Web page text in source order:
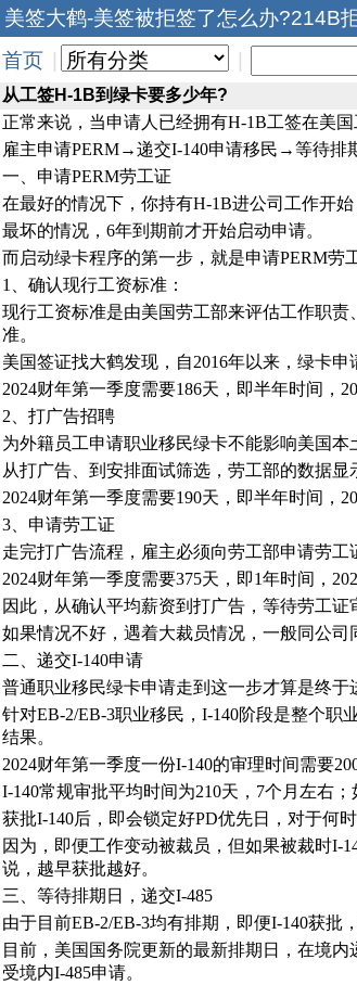
美签大鹤-美签被拒签了怎么办?214B
首页
从工签H-1B到绿卡要多少年?
正常来说，当申请人已经拥有H-1B工签在美
雇主申请PERM→递交I-140申请移民→等待排
一、申请PERM劳工证
在最好的情况下，你持有H-1B进公司工作开
最坏的情况，6年到期前才开始启动申请。
而启动绿卡程序的第一步，就是申请PERM劳
1、确认现行工资标准：
现行工资标准是由美国劳工部来评估工作职
准。
美国签证找大鹤发现，自2016年以来，绿卡
2024财年第一季度需要186天，即半年时间，
2、打广告招聘
为外籍员工申请职业移民绿卡不能影响美国
从打广告、到安排面试筛选，劳工部的数据
2024财年第一季度需要190天，即半年时间，
3、申请劳工证
走完打广告流程，雇主必须向劳工部申请劳工
2024财年第一季度需要375天，即1年时间，
因此，从确认平均薪资到打广告，等待劳工证
如果情况不好，遇着大裁员情况，一般同公司
二、递交I-140申请
普通职业移民绿卡申请走到这一步才算是终于
针对EB-2/EB-3职业移民，I-140阶段是整个
结果。
2024财年第一季度一份I-140的审理时间需要
I-140常规审批平均时间为210天，7个月左右
获批I-140后，即会锁定好PD优先日，对于何
因为，即便工作变动被裁员，但如果被裁时I-
说，越早获批越好。
三、等待排期日，递交I-485
由于目前EB-2/EB-3均有排期，即便I-140获批
目前，美国国务院更新的最新排期日，在境
受境内I-485申请。